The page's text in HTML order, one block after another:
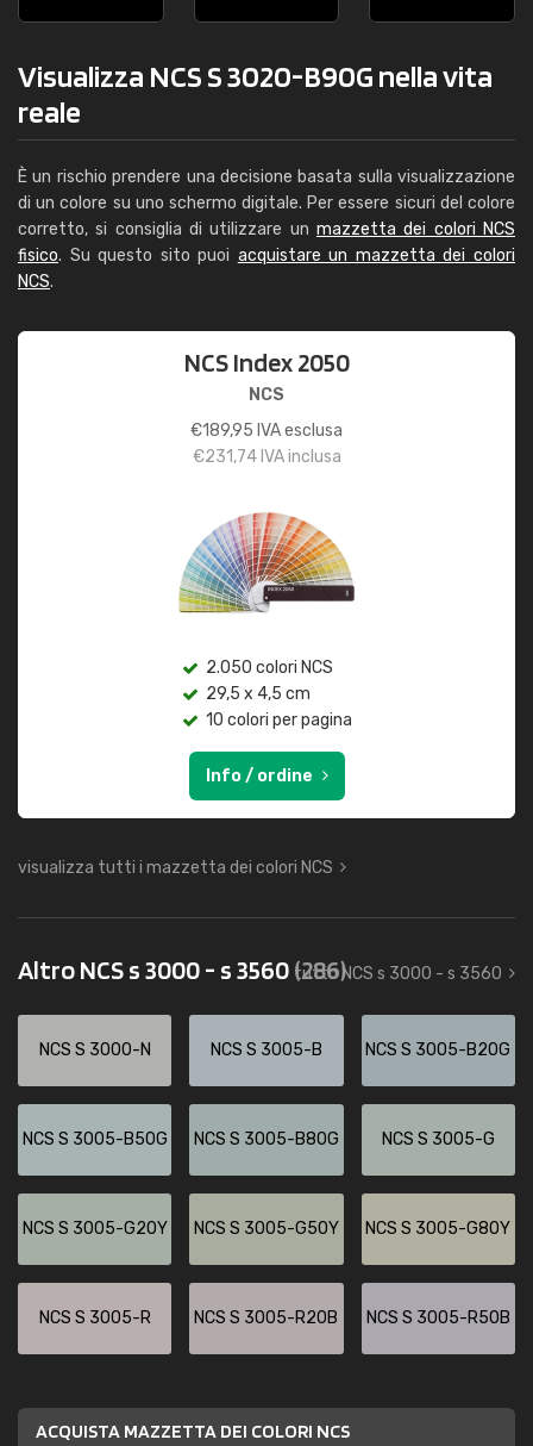
Visualizza NCS S 3020-B90G nella vita
reale
È un rischio prendere una decisione basata sulla visualizzazione
di un colore su uno schermo digitale. Per essere sicuri del colore
corretto, si consiglia di utilizzare un mazzetta dei colori NCS
fisico. Su questo sito puoi acquistare un mazzetta dei colori
NCS.
NCS Index 2050
NCS
€189,95 IVA esclusa
€231,74IVA inclusa
2.050 colori NCS
29,5 x 4,5 cm
10 colori per pagina
Info / ordine
visualizza tutti i mazzetta dei colori NCS
Altro NCS s 3000 - s 3560(286)
tutto NCS s 3000 - s 3560
NCS S 3000-N NCS S 3005-B NCS S 3005-B20G
NCS S 3005-B50G NCS S 3005-B80G NCS S 3005-G
NCS S 3005-G20Y NCS S 3005-G50Y NCS S 3005-G80Y
NCS S 3005-R NCS S 3005-R20B NCS S 3005-R50B
ACQUISTA MAZZETTA DEI COLORI NCS